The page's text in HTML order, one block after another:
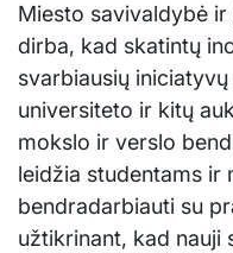
Miesto savivaldybė
dirba, kad skatintų
svarbiausių
universiteto ir kitų
mokslo ir verslo
leidžia studentams ir
bendradarbiauti su
užtikrinant, kad nauji